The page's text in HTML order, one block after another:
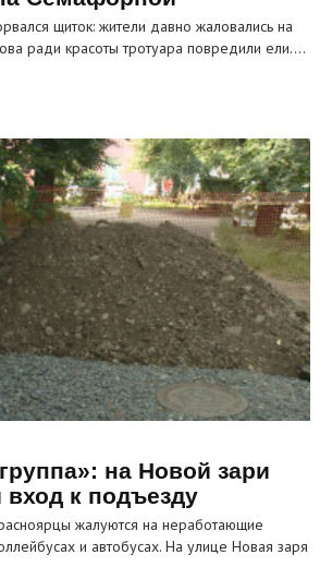
щиток: жители давно жаловались на
ради красоты тротуара повредили ели.…
на Новой зари
вход к подъезду
жалуются на неработающие
и автобусах. На улице Новая заря